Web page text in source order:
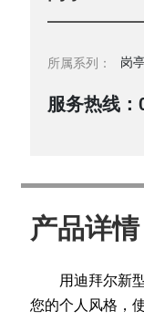
所属系列： 岗
服务热线
产品详情
用迪拜尔新
您的个人风格，